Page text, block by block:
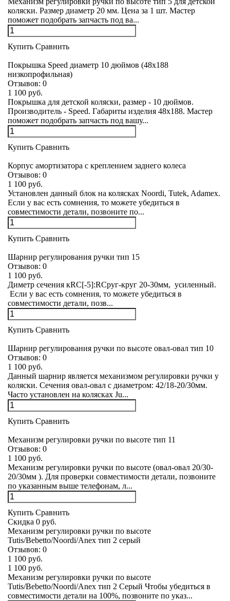
коляски. Размер диаметр 20 мм. Цена за 1 шт. Мастер
поможет подобрать запчасть под ва...
Купить Сравнить
Покрышка Speed диаметр 10 дюймов (48х188
низкопрофильная)
Отзывов: 0
1 100 руб.
Покрышка для детской коляски, размер - 10 дюймов.
Производитель - Speed. Габариты изделия 48х188. Мастер
поможет подобрать запчасть под вашу...
Купить Сравнить
Корпус амортизатора с креплением заднего колеса
Отзывов: 0
1 100 руб.
Установлен данный блок на колясках Noordi, Tutek, Adamex.
Если у вас есть сомнения, то можете убедиться в
совместимости детали, позвоните по...
Купить Сравнить
Шарнир регулирования ручки тип 15
Отзывов: 0
1 100 руб.
Диметр сечения кRC[-5]:RCруг-круг 20-30мм, усиленный.
Если у вас есть сомнения, то можете убедиться в
совместимости детали, позв...
Купить Сравнить
Шарнир регулирования ручки по высоте овал-овал тип 10
Отзывов: 0
1 100 руб.
Данный шарнир является механизмом регулировки ручки у
коляски. Сечения овал-овал с диаметром: 42/18-20/30мм.
Часто установлен на колясках Ju...
Купить Сравнить
Механизм регулировки ручки по высоте тип 11
Отзывов: 0
1 100 руб.
Механизм регулировки ручки по высоте (овал-овал 20/30-
20/30мм ). Для проверки совместимости детали, позвоните
по указанным выше телефонам, л...
Купить Сравнить
Скидка 0 руб.
Механизм регулировки ручки по высоте
Tutis/Bebetto/Noordi/Anex тип 2 серый
Отзывов: 0
1 100 руб.
1 100 руб.
Механизм регулировки ручки по высоте
Tutis/Bebetto/Noordi/Anex тип 2 Серый Чтобы убедиться в
совместимости детали на 100%, позвоните по указ...